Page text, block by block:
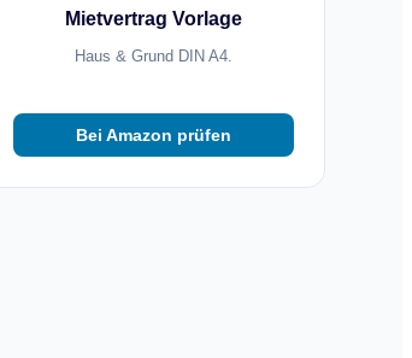
Mietvertrag Vorlage
Haus & Grund DIN A4.
Bei Amazon prüfen